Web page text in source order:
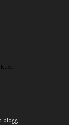
kust
blogg